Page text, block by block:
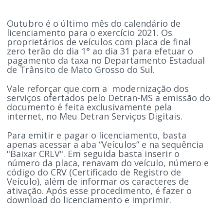
Outubro é o último mês do calendário de
licenciamento para o exercício 2021. Os
proprietários de veículos com placa de final
zero terão do dia 1° ao dia 31 para efetuar o
pagamento da taxa no Departamento Estadual
de Trânsito de Mato Grosso do Sul.
Vale reforçar que com a modernização dos
serviços ofertados pelo Detran-MS a emissão do
documento é feita exclusivamente pela
internet, no Meu Detran Serviços Digitais.
Para emitir e pagar o licenciamento, basta
apenas acessar a aba “Veículos” e na sequência
"Baixar CRLV". Em seguida basta inserir o
número da placa, renavam do veículo, número e
código do CRV (Certificado de Registro de
Veículo), além de informar os caracteres de
ativação. Após esse procedimento, é fazer o
download do licenciamento e imprimir.